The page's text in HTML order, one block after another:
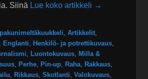
Siinä Lue koko artikkeli →
,Artikkelit
Englanti Henkilö- ja potrettikuvaus
Luontokuvaus Milla &
Perhe Pin-up Raha Rakkaus
Rikkaus ,Skotlanti ,Valokuvaus